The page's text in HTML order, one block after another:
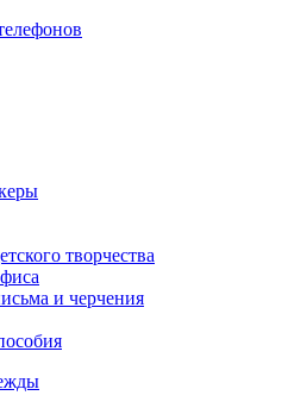
творчества
и черчения